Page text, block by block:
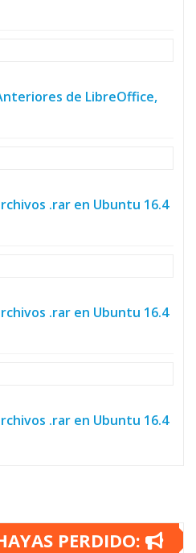
de LibreOffice,
.rar en Ubuntu 16.4
.rar en Ubuntu 16.4
.rar en Ubuntu 16.4
PERDIDO: